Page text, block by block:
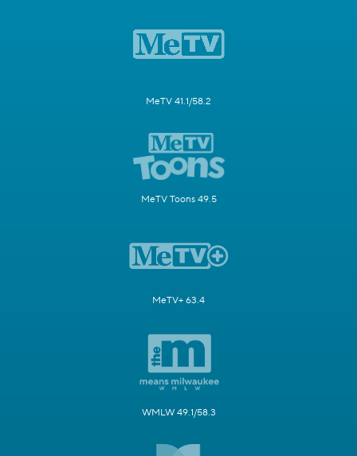
MeTV 41.1/58.2
MeTV Toons 49.5
MeTV+ 63.4
WMLW 49.1/58.3